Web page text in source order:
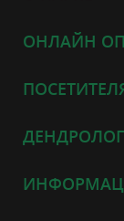
ОНЛАЙН